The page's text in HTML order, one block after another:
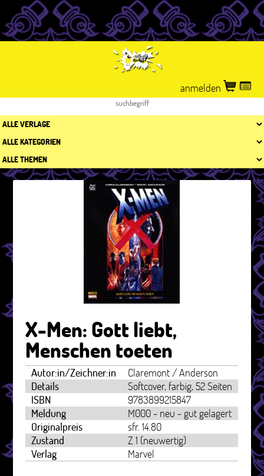
anmelden
X-Men: Gott liebt,
Menschen toeten
Autor:in/Zeichner:in
Claremont / Anderson
Details
Softcover, farbig, 52 Seiten
ISBN
9783899215847
Meldung
M000 - neu - gut gelagert
Originalpreis
sfr. 14.80
Zustand
Z 1 (neuwertig)
Verlag
Marvel